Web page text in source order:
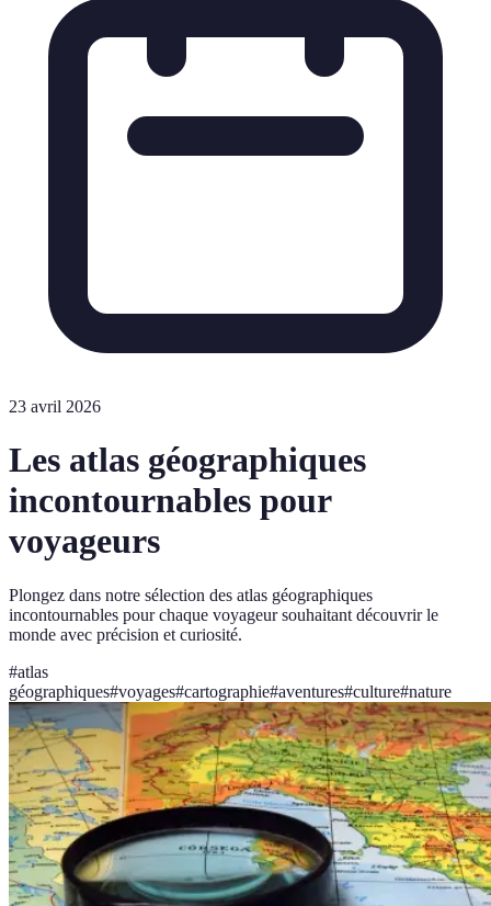
23 avril 2026
Les atlas géographiques
incontournables pour
voyageurs
Plongez dans notre sélection des atlas géographiques
incontournables pour chaque voyageur souhaitant découvrir le
monde avec précision et curiosité.
#atlas
géographiques#voyages#cartographie#aventures#culture#nature